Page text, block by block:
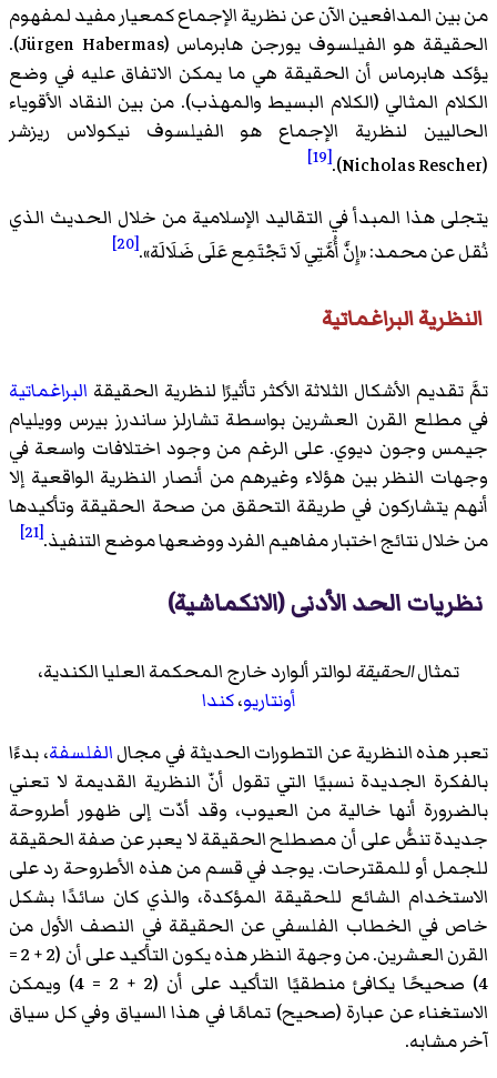
من بين المدافعين الآن عن نظرية الإجماع كمعيار مفيد لمفهوم
الحقيقة هو الفيلسوف يورجن هابرماس (Jürgen Habermas).
يؤكد هابرماس أن الحقيقة هي ما يمكن الاتفاق عليه في وضع
الكلام المثالي (الكلام البسيط والمهذب). من بين النقاد الأقوياء
الحاليين لنظرية الإجماع هو الفيلسوف نيكولاس ريزشر
(Nicholas Rescher).
[19]
يتجلى هذا المبدأ في التقاليد الإسلامية من خلال الحديث الذي
نُقل عن محمد: «إِنَّ أُمَّتِي لَا تَجْتَمِع عَلَى ضَلَالَة».[20]
النظرية البراغماتية
تمَّ تقديم الأشكال الثلاثة الأكثر تأثيرًا لنظرية الحقيقة البراغماتية
في مطلع القرن العشرين بواسطة تشارلز ساندرز بيرس وويليام
جيمس وجون ديوي. على الرغم من وجود اختلافات واسعة في
وجهات النظر بين هؤلاء وغيرهم من أنصار النظرية الواقعية إلا
أنهم يتشاركون في طريقة التحقق من صحة الحقيقة وتأكيدها
من خلال نتائج اختبار مفاهيم الفرد ووضعها موضع التنفيذ.[21]
نظريات الحد الأدنى (الانكماشية)
تمثالالحقيقةلوالتر ألوارد خارج المحكمة العليا الكندية،
أونتاريو،كندا
تعبر هذه النظرية عن التطورات الحديثة في مجالالفلسفة، بدءًا
بالفكرة الجديدة نسبيًا التي تقول أنّ النظرية القديمة لا تعني
بالضرورة أنها خالية من العيوب، وقد أدّت إلى ظهور أطروحة
جديدة تنصُّ على أن مصطلح الحقيقة لا يعبر عن صفة الحقيقة
للجمل أو للمقترحات. يوجد في قسم من هذه الأطروحة رد على
الاستخدام الشائع للحقيقة المؤكدة، والذي كان سائدًا بشكل
خاص في الخطاب الفلسفي عن الحقيقة في النصف الأول من
القرن العشرين. من وجهة النظر هذه يكون التأكيد على أن (2 + 2 =
4) صحيحًا يكافئ منطقيًا التأكيد على أن (2 + 2 = 4) ويمكن
الاستغناء عن عبارة (صحيح) تمامًا في هذا السياق وفي كل سياق
آخر مشابه.